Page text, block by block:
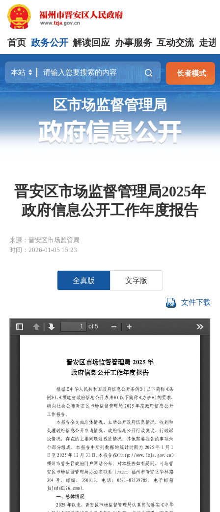
首页 政务公开 解读回应 办事服务 互动交流 走进
长者模式
区市场监督管理局
晋安区市场监督管理局2025年
政府信息公开工作年度报告
来源：晋安区市场监管局
时间：2026-01-05 15:23
全真版 文字版
文件下载